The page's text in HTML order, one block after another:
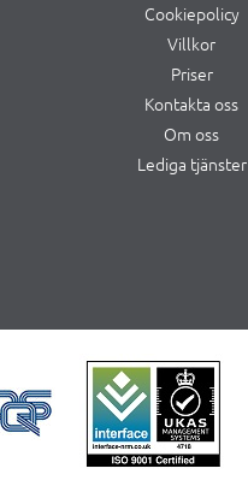
Cookiepolicy
Villkor
Priser
Kontakta oss
Om oss
Lediga tjänster